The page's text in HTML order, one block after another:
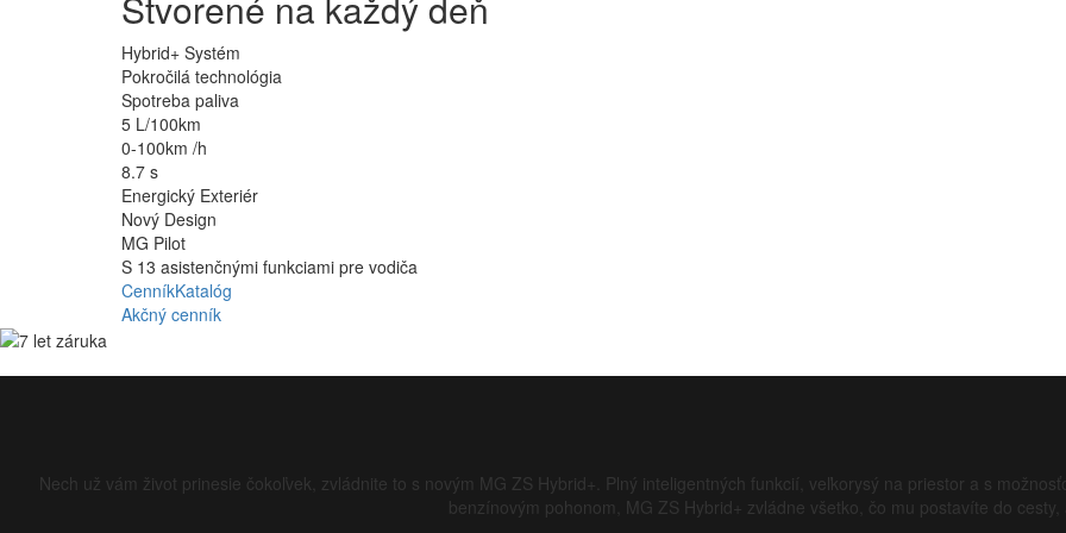
Hybrid+ Systém
Pokročilá technológia
Spotreba paliva
5 L/100km
0-100km /h
8.7 s
Energický Exteriér
Nový Design
MG Pilot
S 13 asistenčnými funkciami pre vodiča
CenníkKatalóg
Akčný cenník
Nech už vám život prinesie čokoľvek, zvládnite to s novým MG ZS Hybrid+. Plný inteligentných funkcií, veľkorysý na priestor a s
benzínovým pohonom, MG ZS Hybrid+ zvládne všetko, čo mu postavíte do cesty,